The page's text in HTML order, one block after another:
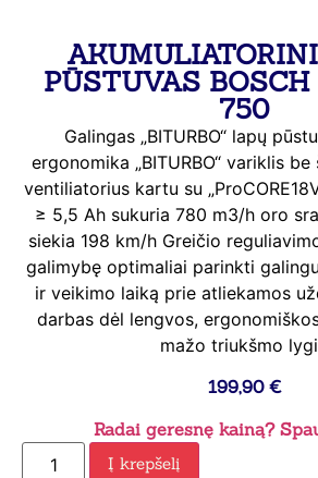
PŪSTUVAS
750
Galingas „BITURBO“ lapų
ergonomika „BITURBO“ variklis
ventiliatorius kartu su
≥ 5,5 Ah sukuria 780 m3/h oro
siekia 198 km/h Greičio
galimybę optimaliai parinkti
ir veikimo laiką prie atliekamos
darbas dėl lengvos,
mažo triukšmo
199,90 €
Radai geresnę kainą?
Į krepšelį